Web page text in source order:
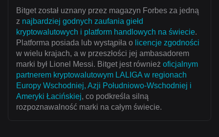
Bitget został uznany przez magazyn Forbes za jedną
z najbardziej godnych zaufania giełd
kryptowalutowych i platform handlowych na świecie.
Platforma posiada lub wystąpiła o licencje zgodności
w wielu krajach, a w przeszłości jej ambasadorem
marki był Lionel Messi. Bitget jest również oficjalnym
partnerem kryptowalutowym LALIGA w regionach
Europy Wschodniej, Azji Południowo-Wschodniej i
Ameryki Łacińskiej, co podkreśla silną
rozpoznawalność marki na całym świecie.